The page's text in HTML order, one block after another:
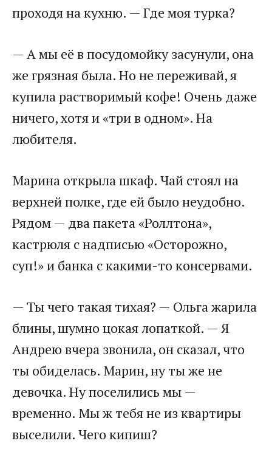
проходя на кухню. — Где моя турка?
— А мы её в посудомойку засунули, она
же грязная была. Но не переживай, я
купила растворимый кофе! Очень даже
ничего, хотя и «три в одном». На
любителя.
Марина открыла шкаф. Чай стоял на
верхней полке, где ей было неудобно.
Рядом — два пакета «Роллтона»,
кастрюля с надписью «Осторожно,
суп!» и банка с какими-то консервами.
— Ты чего такая тихая? — Ольга жарила
блины, шумно цокая лопаткой. — Я
Андрею вчера звонила, он сказал, что
ты обиделась. Марин, ну ты же не
девочка. Ну поселились мы —
временно. Мы ж тебя не из квартиры
выселили. Чего кипиш?